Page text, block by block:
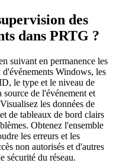
des
dans PRTG ?
suivant en permanence les
Windows, les
le type et le niveau de
source de l'événement et
les données de
de tableaux de bord clairs
Obtenez l'ensemble
les erreurs et les
non autorisés et d'autres
sécurité du réseau.